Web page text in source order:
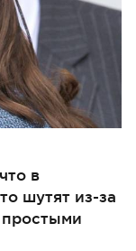
в
шутят из-за
простыми